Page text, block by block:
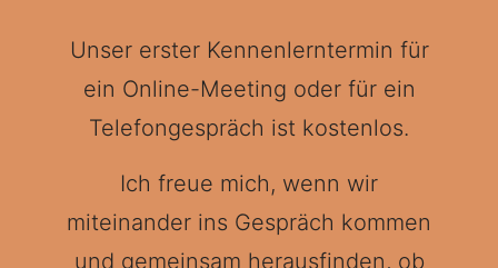
Unser erster Kennenlerntermin für
ein Online-Meeting oder für ein
Telefongespräch ist kostenlos.
Ich freue mich, wenn wir
miteinander ins Gespräch kommen
und gemeinsam herausfinden, ob